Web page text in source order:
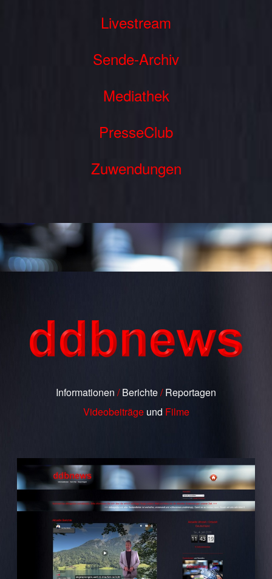
Livestream
Sende-Archiv
Mediathek
PresseClub
Zuwendungen
Informationen /Berichte/Reportagen
Videobeiträge und Filme